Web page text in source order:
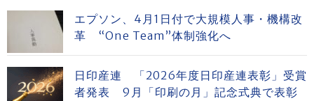
エプソン、4月1日付で大規模人事・機構改
革 “One Team”体制強化へ
日印産連 「2026年度日印産連表彰」受賞
者発表 9月「印刷の月」記念式典で表彰